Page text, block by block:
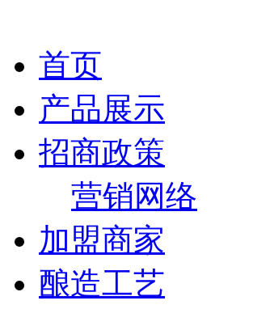
首页
产品展示
招商政策
营销网络
加盟商家
酿造工艺